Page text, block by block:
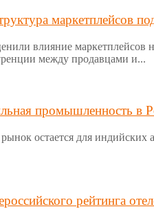
маркетплейсов
влияние маркетплейсов
между продавцами и...
промышленность в
остается для
рейтинга